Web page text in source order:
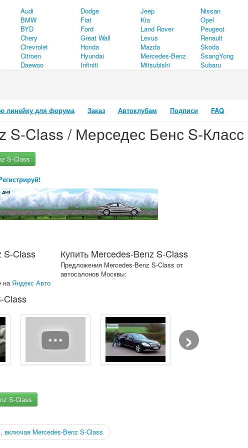
Audi
BMW
BYD
Chery
Chevrolet
Citroen
Daewoo
Dodge
Fiat
Ford
Great Wall
Honda
Hyundai
Infiniti
Jeep
Kia
Land Rover
Lexus
Mazda
Mercedes-Benz
Mitsubishi
Nissan
Opel
Peugeot
Renault
Skoda
SsangYong
Subaru
линейку для форума Заказ Автоклубам Подписи FAQ
S-Class / Мерседес Бенс S-Класс
S-Class
S-Class
наЯндекс Авто
Купить Mercedes-Benz S-Class
Предложения Mercedes-Benz S-Class от
автосалонов Москвы:
Class
›
S-Class
Mercedes-Benz S-Class